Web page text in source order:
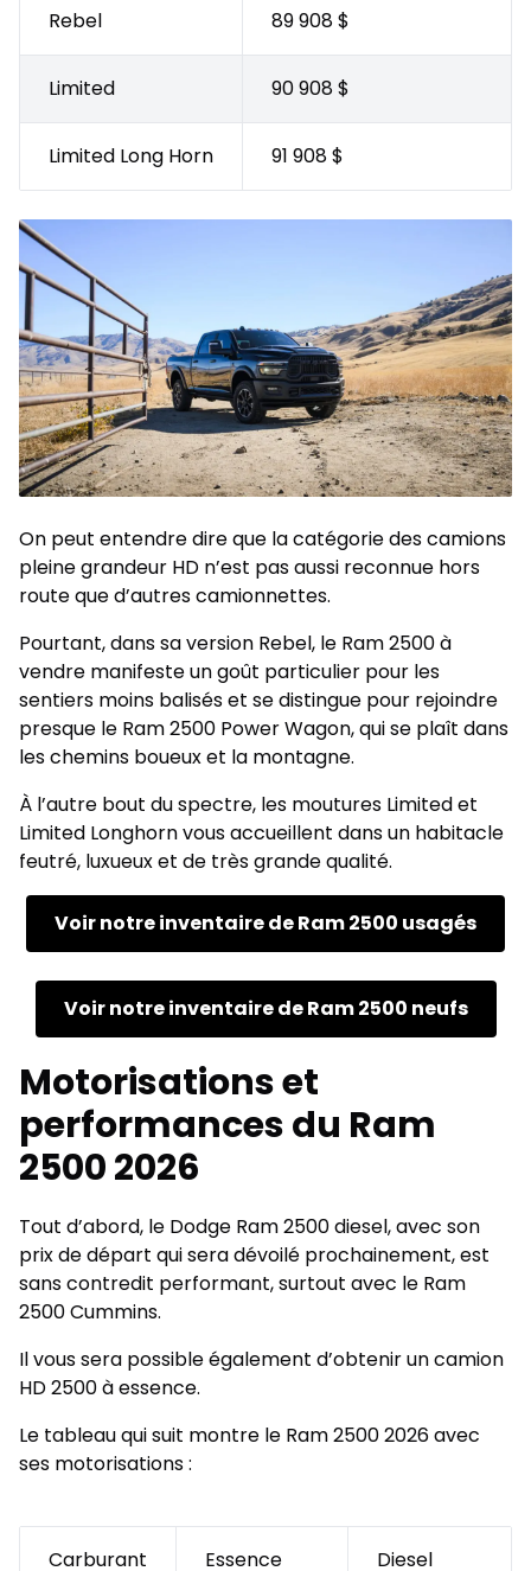
Rebel 89 908 $
Limited 90 908 $
Limited Long Horn 91 908 $
On peut entendre dire que la catégorie des camions
pleine grandeur HD n’est pas aussi reconnue hors
route que d’autres camionnettes.
Pourtant, dans sa version Rebel, le Ram 2500 à
vendre manifeste un goût particulier pour les
sentiers moins balisés et se distingue pour rejoindre
presque le Ram 2500 Power Wagon, qui se plaît dans
les chemins boueux et la montagne.
À l’autre bout du spectre, les moutures Limited et
Limited Longhorn vous accueillent dans un habitacle
feutré, luxueux et de très grande qualité.
Voir notre inventaire de Ram 2500 usagés
Voir notre inventaire de Ram 2500 neufs
Motorisations et
performances du Ram
2500 2026
Tout d’abord, le Dodge Ram 2500 diesel, avec son
prix de départ qui sera dévoilé prochainement, est
sans contredit performant, surtout avec le Ram
2500 Cummins.
Il vous sera possible également d’obtenir un camion
HD 2500 à essence.
Le tableau qui suit montre le Ram 2500 2026 avec
ses motorisations :
Carburant Essence Diesel